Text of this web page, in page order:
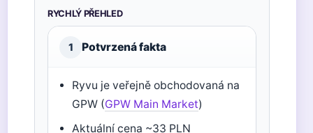
RYCHLÝ PŘEHLED
1 Potvrzená fakta
Ryvu je veřejně obchodovaná na
GPW (GPW Main Market)
Aktuální cena ~33 PLN